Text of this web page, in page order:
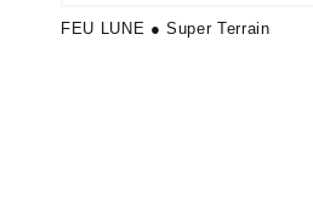
FEU LUNE ● Super Terrain